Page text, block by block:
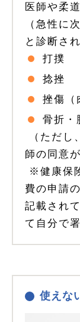
医師や柔
（急性に
と診断さ
打撲
捻挫
挫傷（
骨折・
師の同意
費の申請
記載され
て自分で
使えな